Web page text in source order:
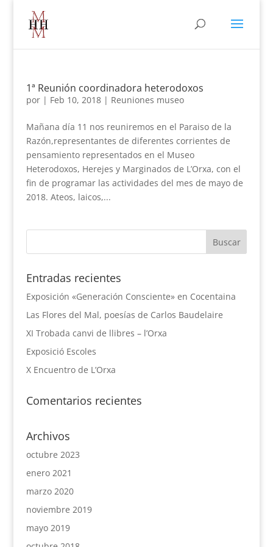
1ª Reunión coordinadora heterodoxos
por | Feb 10, 2018| Reuniones museo
Mañana día 11 nos reuniremos en el Paraiso de la
Razón,representantes de diferentes corrientes de
pensamiento representados en el Museo
Heterodoxos, Herejes y Marginados de L’Orxa, con el
fin de programar las actividades del mes de mayo de
2018. Ateos, laicos,...
Entradas recientes
Exposición «Generación Consciente» en Cocentaina
Las Flores del Mal, poesías de Carlos Baudelaire
XI Trobada canvi de llibres – l’Orxa
Exposició Escoles
X Encuentro de L’Orxa
Comentarios recientes
Archivos
octubre 2023
enero 2021
marzo 2020
noviembre 2019
mayo 2019